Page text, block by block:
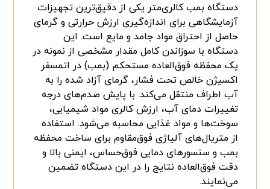
دستگاه بمب کالری‌متر یکی از دقیق‌ترین تجهیزات
آزمایشگاهی برای اندازه‌گیری ارزش حرارتی و گرمای
حاصل از احتراق مواد جامد و مایع است. این
دستگاه با سوزاندن کامل مقدار مشخصی از نمونه در
یک محفظه فوق‌العاده مستحکم (بمب) در اتمسفر
اکسیژن خالص تحت فشار، گرمای آزاد شده را به
آب اطراف منتقل می‌کند. با پایش صدم‌های درجه
تغییرات دمای آب، ارزش کالری مواد شیمیایی،
سوخت‌ها و مواد غذایی محاسبه می‌شود. استفاده
از متریال‌های آلیاژی فوق‌مقاوم برای ساخت محفظه
بمب و سنسورهای دمایی فوق‌حساس، ایمنی بالا و
دقت فوق‌العاده نتایج را در این دستگاه تضمین
می‌نمایند.